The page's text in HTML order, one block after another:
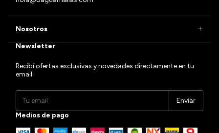
Nosotros
Newsletter
Recibí ofertas exclusivas y novedades directamente en tu
email.
Medios de pago